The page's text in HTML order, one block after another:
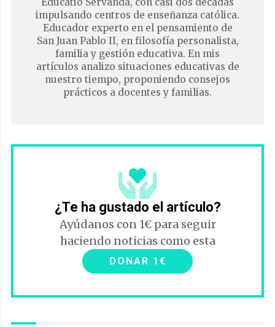
impulsando centros de enseñanza católica.
Educador experto en el pensamiento de
San Juan Pablo II, en filosofía personalista,
familia y gestión educativa. En mis
artículos analizo situaciones educativas de
nuestro tiempo, proponiendo consejos
prácticos a docentes y familias.
¿Te ha gustado el artículo?
Ayúdanos con 1€ para seguir
haciendo noticias como esta
DONAR 1€